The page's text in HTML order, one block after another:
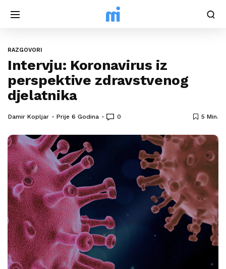
RAZGOVORI
Intervju: Koronavirus iz
perspektive zdravstvenog
djelatnika
Damir Kopljar Prije 6 Godina 0 5 Min.